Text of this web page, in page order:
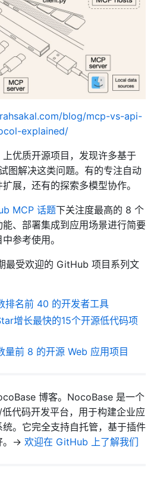
blog/mcp-vs-api-
explained/
优质开源项目，发现许多基于
图解决这类问题。有的专注自动
展，还有的探索多模型协作。
MCP 话题下关注度最高的 8 个
、部署集成到应用场景进行简要
参考使用。
最受欢迎的 GitHub 项目系列文
排名前 40 的开发者工具
增长最快的15个开源低代码项
前 8 的开源 Web 应用项目
博客。NocoBase 是一个
代码开发平台，用于构建企业应
。它完全支持自托管，基于插件
。→ 欢迎在 GitHub 上了解我们